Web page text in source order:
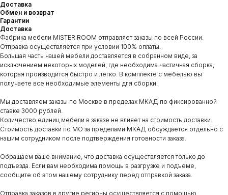
Доставка
Обмен и возврат
Гарантии
Доставка
Фабрика мебели MISTER ROOM отправляет заказы по всей России.
Отправка осуществляется при условии 100% оплаты.
Большая часть нашей мебели доставляется в собранном виде, за
исключением некоторых моделей, где необходима частичная сборка,
которая производится быстро и легко. В комплекте с мебелью вы
получаете все необходимые элементы для сборки.
Мы доставляем заказы по Москве в пределах МКАД по фиксированной
ставке 3000 рублей.
Количество единиц мебели в заказе не влияет на стоимость доставки.
Стоимость доставки по МО за пределами МКАД обсуждается отдельно с
нашим сотрудником после подтверждения готовности заказа.
Обращаем ваше внимание, что доставка осуществляется только до
подъезда. Если вам необходима помощь в разгрузке и подъеме,
сообщите об этом нашему сотруднику перед отправкой заказа.
Отправка заказов в другие регионы осуществляется с помощью